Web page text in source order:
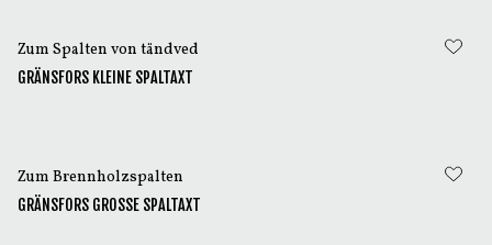
Zum Spalten von tändved
GRÄNSFORS KLEINE SPALTAXT
Zum Brennholzspalten
GRÄNSFORS GROSSE SPALTAXT